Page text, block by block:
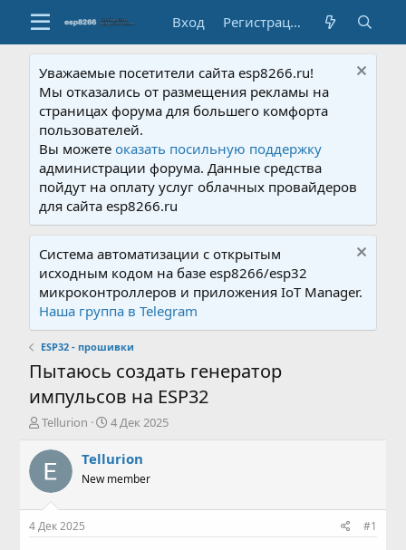
Вход Регистрация
Уважаемые посетители сайта esp8266.ru!
Мы отказались от размещения рекламы на
страницах форума для большего комфорта
пользователей.
Вы можетеоказать посильную поддержку
администрации форума. Данные средства
пойдут на оплату услуг облачных провайдеров
для сайта esp8266.ru
Система автоматизации с открытым
исходным кодом на базе esp8266/esp32
микроконтроллеров и приложения IoT Manager.
Наша группа в Telegram
ESP32 - прошивки
Пытаюсь создать генератор
импульсов на ESP32
А
т
о
р
е
м
Tellurion
Д
т
н
4 Дек 2025
Tellurion
New member
4 Дек 2025 #1